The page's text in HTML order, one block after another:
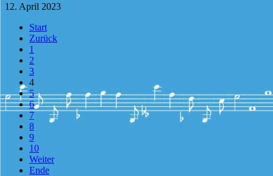
12. April 2023
Start
Zurück
1
2
3
4
5
6
7
8
9
10
Weiter
Ende